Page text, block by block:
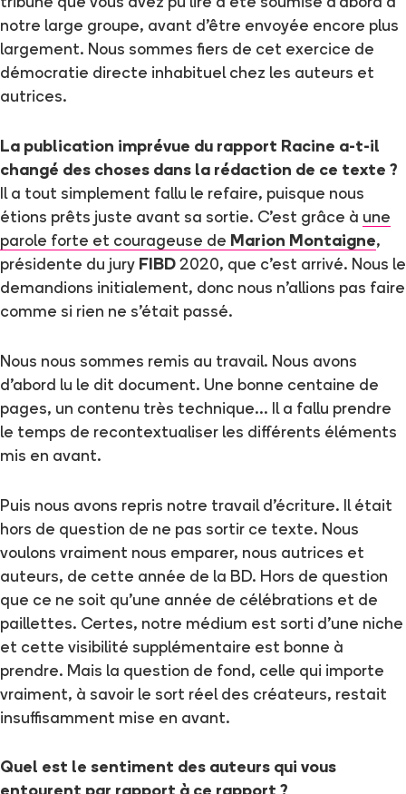
tribune que vous avez pu lire a été soumise d’abord à
notre large groupe, avant d’être envoyée encore plus
largement. Nous sommes fiers de cet exercice de
démocratie directe inhabituel chez les auteurs et
autrices.
La publication imprévue du rapport Racine a-t-il
changé des choses dans la rédaction de ce texte ?
Il a tout simplement fallu le refaire, puisque nous
étions prêts juste avant sa sortie. C’est grâce à une
parole forte et courageuse de Marion Montaigne,
présidente du jury FIBD 2020, que c’est arrivé. Nous le
demandions initialement, donc nous n’allions pas faire
comme si rien ne s’était passé.
Nous nous sommes remis au travail. Nous avons
d’abord lu le dit document. Une bonne centaine de
pages, un contenu très technique… Il a fallu prendre
le temps de recontextualiser les différents éléments
mis en avant.
Puis nous avons repris notre travail d’écriture. Il était
hors de question de ne pas sortir ce texte. Nous
voulons vraiment nous emparer, nous autrices et
auteurs, de cette année de la BD. Hors de question
que ce ne soit qu’une année de célébrations et de
paillettes. Certes, notre médium est sorti d’une niche
et cette visibilité supplémentaire est bonne à
prendre. Mais la question de fond, celle qui importe
vraiment, à savoir le sort réel des créateurs, restait
insuffisamment mise en avant.
Quel est le sentiment des auteurs qui vous